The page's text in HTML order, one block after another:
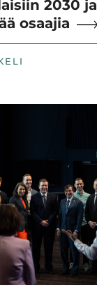
2030 ja
osaajia